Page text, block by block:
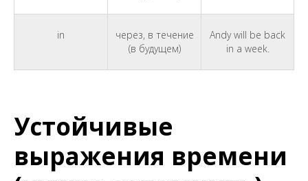
in
через, в течение
(в будущем)
Andy will be back
in a week.
Устойчивые
выражения времени